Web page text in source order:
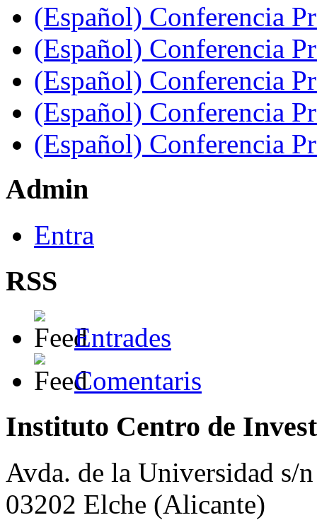
(Español) Conferencia
(Español) Conferencia
(Español) Conferencia
(Español) Conferencia
(Español) Conferencia
Admin
Entra
RSS
Entrades
Comentaris
Instituto Centro de
Avda. de la Universidad s/
03202 Elche (Alicante)